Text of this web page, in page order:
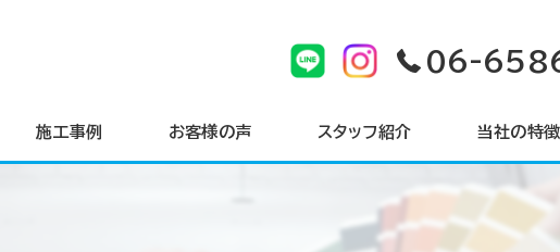
06-
施工事例 お客様の声 スタッフ紹介 当社の特徴